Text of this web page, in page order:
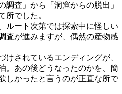
調査」から「洞窟からの脱出」
所でした。
ルート次第では探索中に怪しい
査が進みますが、偶然の産物感
けされているエンディングが、
。あの後どうなったのかを、簡
しかったと言うのが正直な所で